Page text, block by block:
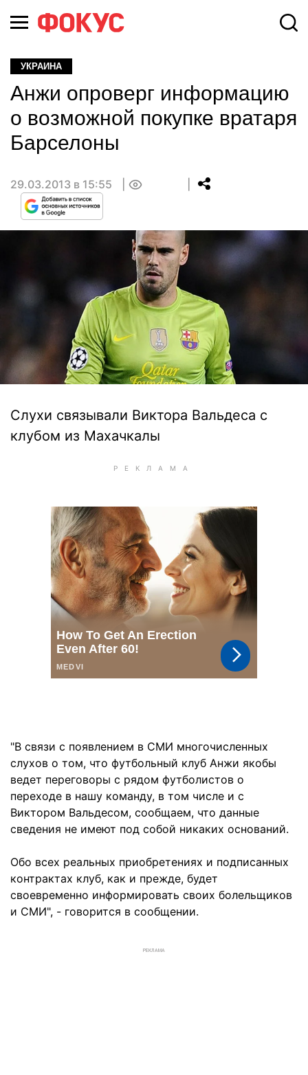
УКРАИНА
Анжи опроверг информацию
о возможной покупке вратаря
Барселоны
29.03.2013 в 15:55
Слухи связывали Виктора Вальдеса с
клубом из Махачкалы
"В связи с появлением в СМИ многочисленных
слухов о том, что футбольный клуб Анжи якобы
ведет переговоры с рядом футболистов о
переходе в нашу команду, в том числе и с
Виктором Вальдесом, сообщаем, что данные
сведения не имеют под собой никаких оснований.
Обо всех реальных приобретениях и подписанных
контрактах клуб, как и прежде, будет
своевременно информировать своих болельщиков
и СМИ", - говорится в сообщении.
РЕКЛАМА